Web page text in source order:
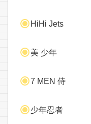
HiHi Jets
美 少年
7 MEN 侍
少年忍者